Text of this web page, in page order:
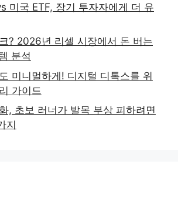
미국 ETF, 장기 투자자에게 더 유
? 2026년 리셀 시장에서 돈 버는
분석
미니멀하게! 디지털 디톡스를 위
가이드
, 초보 러너가 발목 부상 피하려면
지